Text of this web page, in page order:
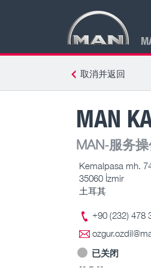
取消并返回
MAN
MAN-服务
Kemalpasa mh.
35060 İzmir
土耳其
+90 (232) 478
已关闭
-- – --